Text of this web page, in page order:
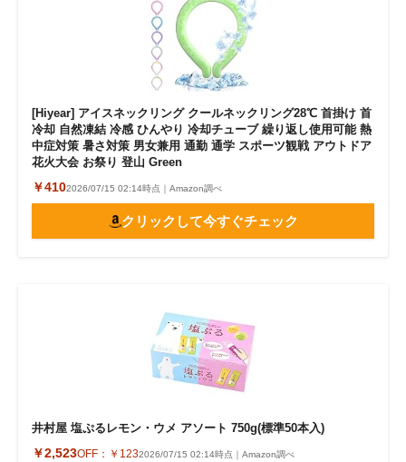
[Hiyear] アイスネックリング クールネックリング28℃ 首掛け 首
冷却 自然凍結 冷感 ひんやり 冷却チューブ 繰り返し使用可能 熱
中症対策 暑さ対策 男女兼用 通勤 通学 スポーツ観戦 アウトドア
花火大会 お祭り 登山 Green
￥4102026/07/15 02:14時点｜Amazon調べ
クリックして今すぐチェック
井村屋 塩ぷるレモン・ウメ アソート 750g(標準50本入)
￥2,523OFF： ￥1232026/07/15 02:14時点｜Amazon調べ